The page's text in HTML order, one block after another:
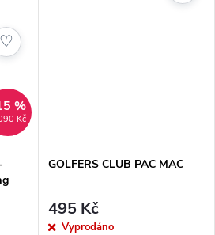
Kč
%
♡
GOLFERS CLUB PAC MAC
495 Kč
Vyprodáno